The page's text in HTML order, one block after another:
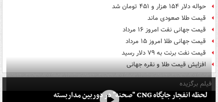
حواله دلار ۱۵۴ هزار و ۴۵۱ تومان شد
قیمت طلا صعودی ماند
قیمت جهانی نفت امروز ۱۶ مرداد
قیمت جهانی طلا امروز ۱۵ مرداد
قیمت نفت برنت به ۷۹ دلار رسید
افزایش قیمت طلا و نقره جهانی
فیلم برگزیده
لحظه انفجار جایگاه CNG "صحنه" در دوربین مداربسته